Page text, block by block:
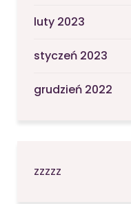
luty 2023
styczeń 2023
grudzień 2022
zzzzz